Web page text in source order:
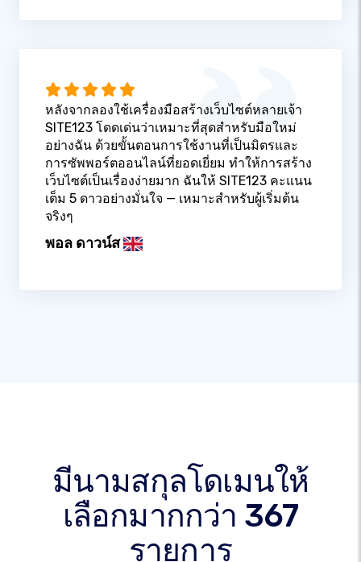
หลังจากลองใช้เครื่องมือสร้างเว็บไซต์หลายเจ้า
SITE123 โดดเด่นว่าเหมาะที่สุดสำหรับมือใหม่
อย่างฉัน ด้วยขั้นตอนการใช้งานที่เป็นมิตรและ
การซัพพอร์ตออนไลน์ที่ยอดเยี่ยม ทำให้การสร้าง
เว็บไซต์เป็นเรื่องง่ายมาก ฉันให้ SITE123 คะแนน
เต็ม 5 ดาวอย่างมั่นใจ — เหมาะสำหรับผู้เริ่มต้น
จริงๆ
พอล ดาวน์ส
มีนามสกุลโดเมนให้
เลือกมากกว่า 367
รายการ